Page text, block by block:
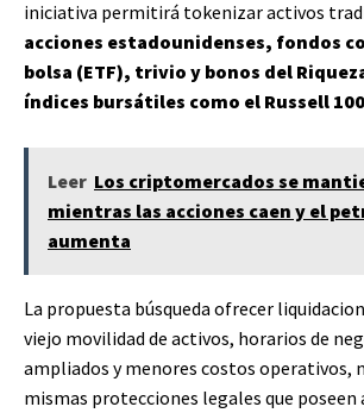
iniciativa permitirá tokenizar activos
acciones estadounidenses, fondos
bolsa (ETF), trivio y bonos del
índices bursátiles como el Russell
Leer Los criptomercados se
mientras las acciones caen y el
aumenta
La propuesta búsqueda ofrecer
viejo movilidad de activos, horarios de
ampliados y menores costos operativos,
mismas protecciones legales que